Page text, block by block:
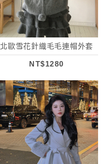
北歐雪花針織毛毛連帽外套
NT$1280